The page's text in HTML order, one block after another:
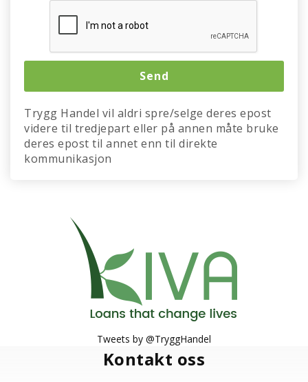
Trygg Handel vil aldri spre/selge deres epost
videre til tredjepart eller på annen måte bruke
deres epost til annet enn til direkte
kommunikasjon
Tweets by @TryggHandel
Kontakt oss